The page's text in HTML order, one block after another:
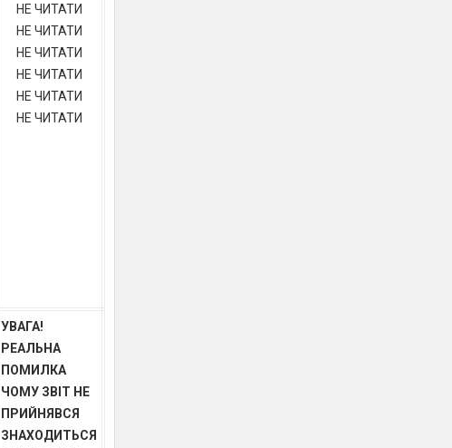
НЕ ЧИТАТИ
НЕ ЧИТАТИ
НЕ ЧИТАТИ
НЕ ЧИТАТИ
НЕ ЧИТАТИ
НЕ ЧИТАТИ
УВАГА!
РЕАЛЬНА
ПОМИЛКА
ЧОМУ ЗВІТ НЕ
ПРИЙНЯВСЯ
ЗНАХОДИТЬСЯ